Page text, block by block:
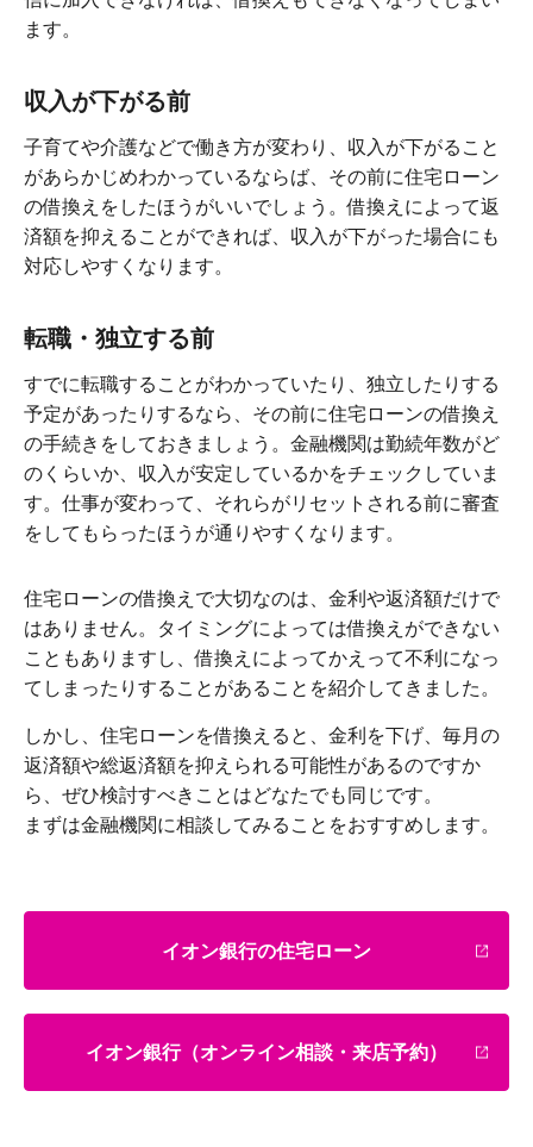
ます。
収入が下がる前
子育てや介護などで働き方が変わり、収入が下がること
があらかじめわかっているならば、その前に住宅ローン
の借換えをしたほうがいいでしょう。借換えによって返
済額を抑えることができれば、収入が下がった場合にも
対応しやすくなります。
転職・独立する前
すでに転職することがわかっていたり、独立したりする
予定があったりするなら、その前に住宅ローンの借換え
の手続きをしておきましょう。金融機関は勤続年数がど
のくらいか、収入が安定しているかをチェックしていま
す。仕事が変わって、それらがリセットされる前に審査
をしてもらったほうが通りやすくなります。
住宅ローンの借換えで大切なのは、金利や返済額だけで
はありません。タイミングによっては借換えができない
こともありますし、借換えによってかえって不利になっ
てしまったりすることがあることを紹介してきました。
しかし、住宅ローンを借換えると、金利を下げ、毎月の
返済額や総返済額を抑えられる可能性があるのですか
ら、ぜひ検討すべきことはどなたでも同じです。
まずは金融機関に相談してみることをおすすめします。
イオン銀行の住宅ローン
イオン銀行（オンライン相談・来店予約）